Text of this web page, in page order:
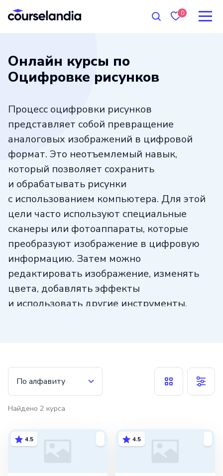
0
Онлайн курсы по
Оцифровке рисунков
Процесс оцифровки рисунков
представляет собой превращение
аналоговых изображений в цифровой
формат. Это неотъемлемый навык,
который позволяет сохранить
и обрабатывать рисунки
с использованием компьютера. Для этой
цели часто используют специальные
сканеры или фотоаппараты, которые
преобразуют изображение в цифровую
информацию. Затем можно
редактировать изображение, изменять
цвета, добавлять эффекты
и использовать другие инструменты.
рисунка и улучшить его качество.
Оцифровка рисунков является важным
инструментом для творческой работы
По алфавиту
Найдено 2 курса
4.5 4.5